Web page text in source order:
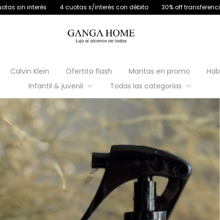
s/interés con débito 30% off transferencia 12 cuotas sin
Calvin Klein Ofertita flash Mantas en promo
Infantil & juvenil
Todas las categorías